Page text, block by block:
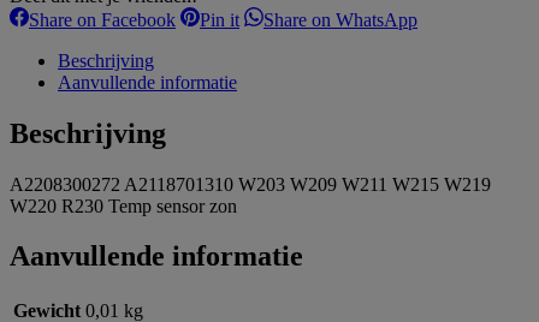
Share on FacebookSharePin itShareShare on WhatsAppShare
Beschrijving
Aanvullende informatie
Beschrijving
A2208300272 A2118701310 W203 W209 W211 W215 W219
W220 R230 Temp sensor zon
Aanvullende informatie
Gewicht 0,01 kg